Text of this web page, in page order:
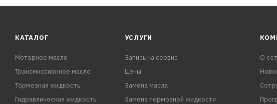
КАТАЛОГ
Моторное масло
Трансмиссионное масло
Тормозная жидкость
Гидравлическая жидкость
УСЛУГИ
Запись на сервис
Цены
Замена масла
Замена тормозной жидкости
О